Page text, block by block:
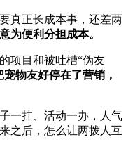
真正长成本事，还差两
为便利分担成本。
项目和被吐槽“伪友
宠物友好停在了营销，
一挂、活动一办，人气
之后，怎么让两拨人互